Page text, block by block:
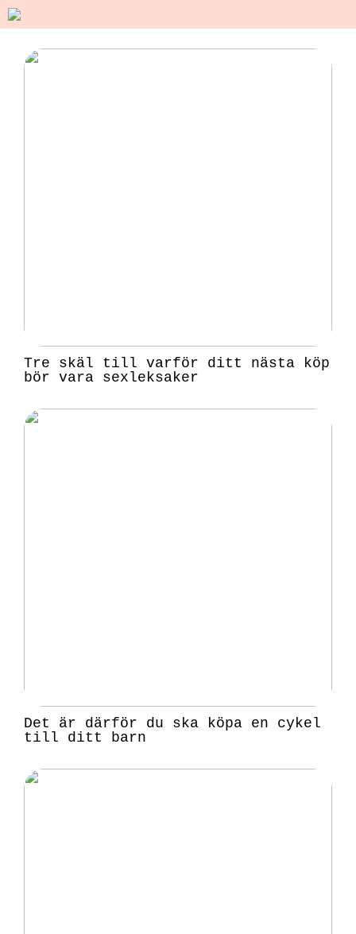
Tre skäl till varför ditt nästa köp
bör vara sexleksaker
Det är därför du ska köpa en cykel
till ditt barn